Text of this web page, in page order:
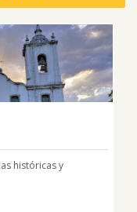
históricas y